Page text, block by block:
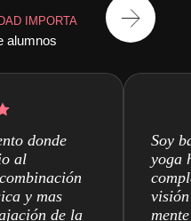
IMPORTA
alumnos
donde
al
y mas
de la
Soy
yoga